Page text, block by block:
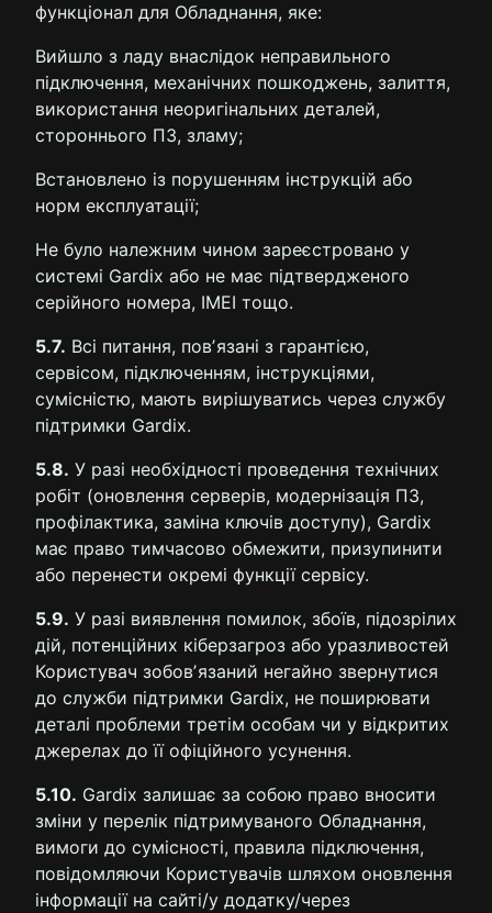
функціонал для Обладнання, яке:
Вийшло з ладу внаслідок неправильного
підключення, механічних пошкоджень, залиття,
використання неоригінальних деталей,
стороннього ПЗ, зламу;
Встановлено із порушенням інструкцій або
норм експлуатації;
Не було належним чином зареєстровано у
системі Gardix або не має підтвердженого
серійного номера, IMEI тощо.
5.7. Всі питання, повʼязані з гарантією,
сервісом, підключенням, інструкціями,
сумісністю, мають вирішуватись через службу
підтримки Gardix.
5.8. У разі необхідності проведення технічних
робіт (оновлення серверів, модернізація ПЗ,
профілактика, заміна ключів доступу), Gardix
має право тимчасово обмежити, призупинити
або перенести окремі функції сервісу.
5.9. У разі виявлення помилок, збоїв, підозрілих
дій, потенційних кіберзагроз або уразливостей
Користувач зобовʼязаний негайно звернутися
до служби підтримки Gardix, не поширювати
деталі проблеми третім особам чи у відкритих
джерелах до її офіційного усунення.
5.10. Gardix залишає за собою право вносити
зміни у перелік підтримуваного Обладнання,
вимоги до сумісності, правила підключення,
повідомляючи Користувачів шляхом оновлення
інформації на сайті/у додатку/через